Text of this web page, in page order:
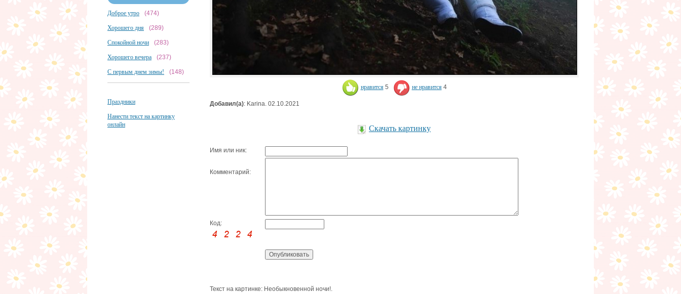
Доброе утро (474)
Хорошего дня (289)
Спокойной ночи (283)
Хорошего вечера (237)
С первым днем зимы! (148)
Праздники
Нанести текст на картинку
онлайн
нравится 5 не нравится 4
Добавил(а): Karina. 02.10.2021
Скачать картинку
Имя или ник:
Комментарий:
Код:
Текст на картинке: Необыкновенной ночи!.